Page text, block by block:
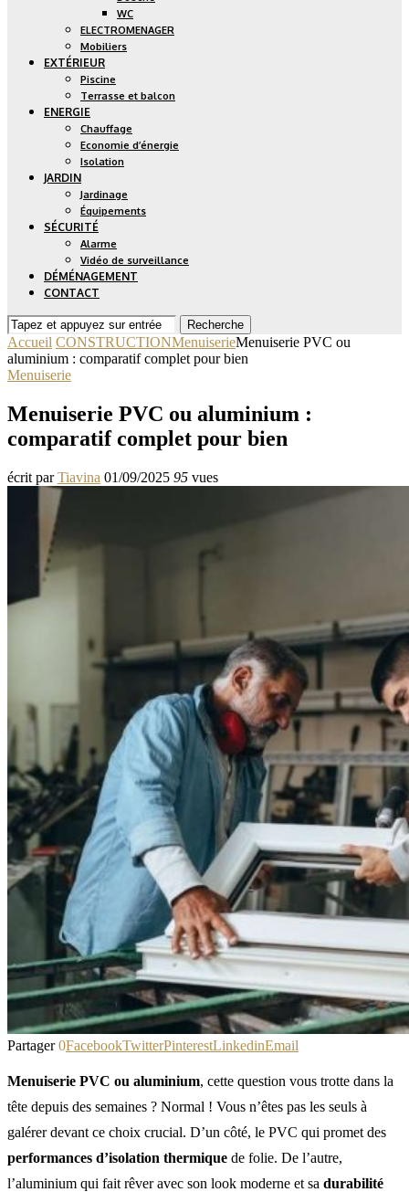
WC
ELECTROMENAGER
Mobiliers
EXTÉRIEUR
Piscine
Terrasse et balcon
ENERGIE
Chauffage
Economie d’énergie
Isolation
JARDIN
Jardinage
Équipements
SÉCURITÉ
Alarme
Vidéo de surveillance
DÉMÉNAGEMENT
CONTACT
Recherche
Accueil CONSTRUCTIONMenuiserieMenuiserie PVC ou
aluminium : comparatif complet pour bien
Menuiserie
Menuiserie PVC ou aluminium :
comparatif complet pour bien
écrit parTiavina 01/09/2025 95 vues
Partager 0FacebookTwitterPinterestLinkedinEmail
Menuiserie PVC ou aluminium, cette question vous trotte dans la
tête depuis des semaines ? Normal ! Vous n’êtes pas les seuls à
galérer devant ce choix crucial. D’un côté, le PVC qui promet des
performances d’isolation thermique de folie. De l’autre,
l’aluminium qui fait rêver avec son look moderne et sa durabilité